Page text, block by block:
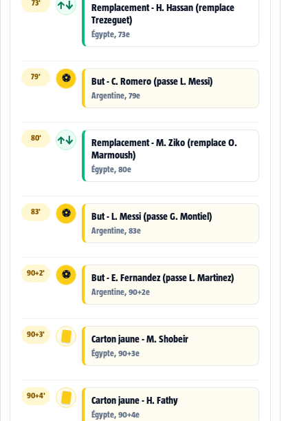
73' ↑↓
Remplacement - H. Hassan (remplace
Trezeguet)
Égypte, 73e
79' ⚽ But - C. Romero (passe L. Messi)
Argentine, 79e
80' ↑↓
Remplacement - M. Ziko (remplace O.
Marmoush)
Égypte, 80e
83' ⚽ But - L. Messi (passe G. Montiel)
Argentine, 83e
90+2' ⚽ But - E. Fernandez (passe L. Martinez)
Argentine, 90+2e
90+3' Carton jaune - M. Shobeir
Égypte, 90+3e
90+4' Carton jaune - H. Fathy
Égypte, 90+4e